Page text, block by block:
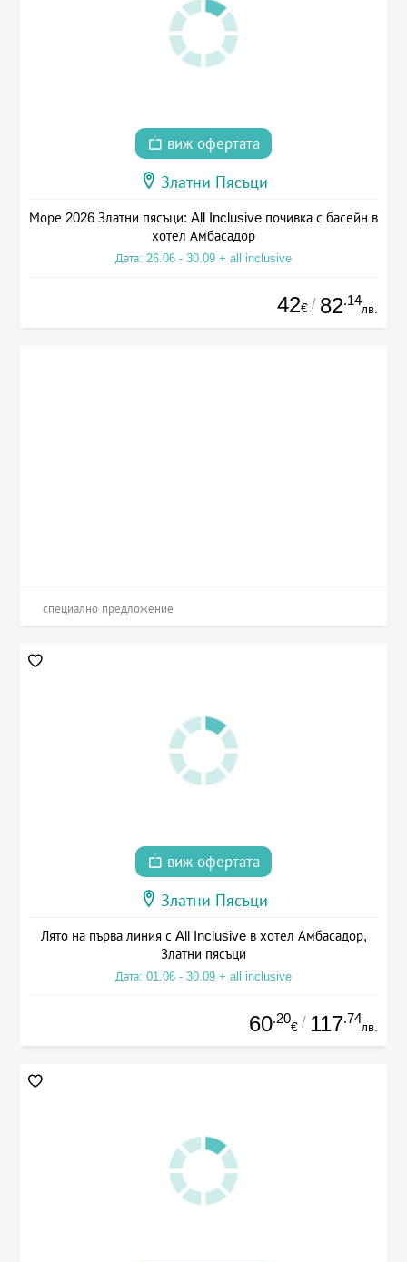
виж офертата
Златни Пясъци
Море 2026 Златни пясъци: All Inclusive почивка с басейн в
хотел Амбасадор
Дата: 26.06 - 30.09 + all inclusive
42€ / 82.14
лв.
специално предложение
виж офертата
Златни Пясъци
Лято на първа линия с All Inclusive в хотел Амбасадор,
Златни пясъци
Дата: 01.06 - 30.09 + all inclusive
60.20
€ / 117.74
лв.